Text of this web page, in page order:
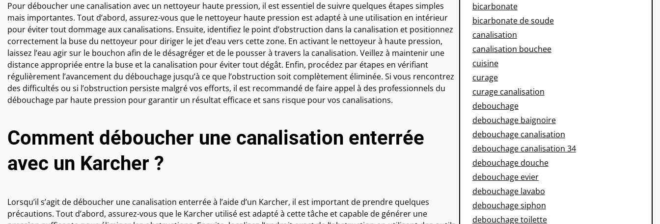
Pour déboucher une canalisation avec un nettoyeur haute pression, il est essentiel de suivre quelques étapes simples
mais importantes. Tout d’abord, assurez-vous que le nettoyeur haute pression est adapté à une utilisation en intérieur
pour éviter tout dommage aux canalisations. Ensuite, identifiez le point d’obstruction dans la canalisation et positionnez
correctement la buse du nettoyeur pour diriger le jet d’eau vers cette zone. En activant le nettoyeur à haute pression,
laissez l’eau agir sur le bouchon afin de le désagréger et de le pousser à travers la canalisation. Veillez à maintenir une
distance appropriée entre la buse et la canalisation pour éviter tout dégât. Enfin, procédez par étapes en vérifiant
régulièrement l’avancement du débouchage jusqu’à ce que l’obstruction soit complètement éliminée. Si vous rencontrez
des difficultés ou si l’obstruction persiste malgré vos efforts, il est recommandé de faire appel à des professionnels du
débouchage par haute pression pour garantir un résultat efficace et sans risque pour vos canalisations.
Comment déboucher une canalisation enterrée
avec un Karcher ?
Lorsqu’il s’agit de déboucher une canalisation enterrée à l’aide d’un Karcher, il est important de prendre quelques
précautions. Tout d’abord, assurez-vous que le Karcher utilisé est adapté à cette tâche et capable de générer une
bicarbonate
bicarbonate de soude
canalisation
canalisation bouchee
cuisine
curage
curage canalisation
debouchage
debouchage baignoire
debouchage canalisation
debouchage canalisation 34
debouchage douche
debouchage evier
debouchage lavabo
debouchage siphon
debouchage toilette